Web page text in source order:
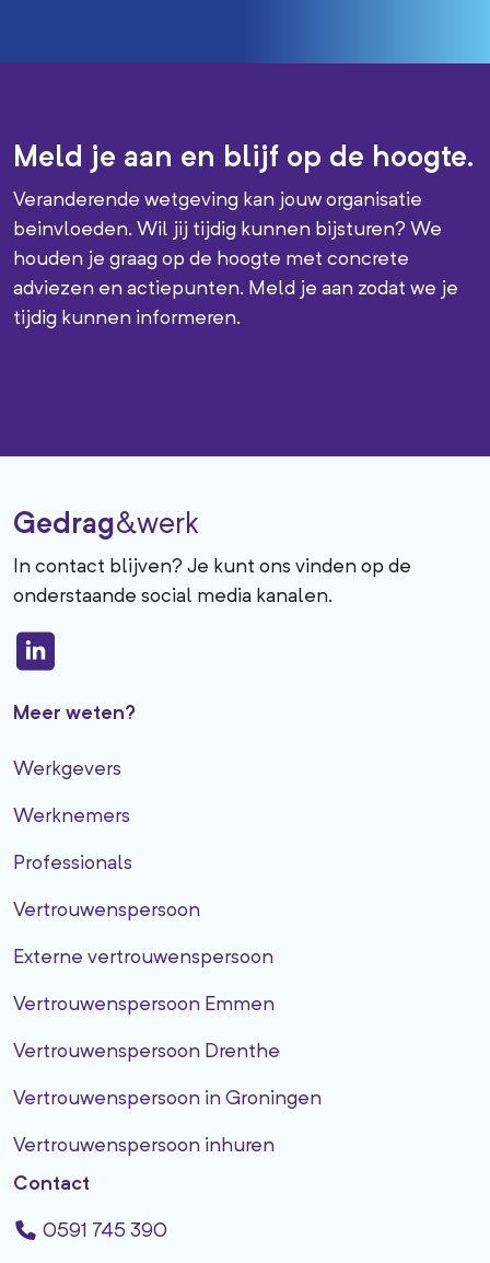
Meld je aan en blijf op de hoogte.
Veranderende wetgeving kan jouw organisatie
beinvloeden. Wil jij tijdig kunnen bijsturen? We
houden je graag op de hoogte met concrete
adviezen en actiepunten. Meld je aan zodat we je
tijdig kunnen informeren.
Gedrag&werk
In contact blijven? Je kunt ons vinden op de
onderstaande social media kanalen.
Meer weten?
Werkgevers
Werknemers
Professionals
Vertrouwenspersoon
Externe vertrouwenspersoon
Vertrouwenspersoon Emmen
Vertrouwenspersoon Drenthe
Vertrouwenspersoon in Groningen
Vertrouwenspersoon inhuren
Contact
0591 745 390